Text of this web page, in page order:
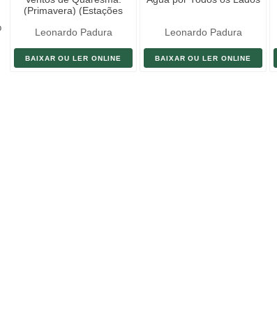
(Primavera) (Estações
Leonardo Padura
BAIXAR OU LER ONLINE
Leonardo Padura
BAIXAR OU LER ONLINE